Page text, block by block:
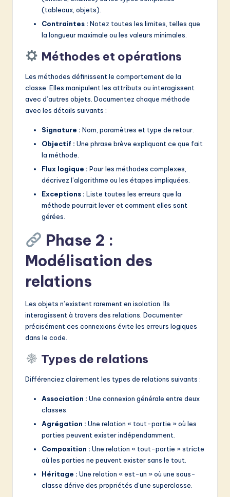
(tableaux, objets).
Contraintes : Notez toutes les limites, telles que
la longueur maximale ou les valeurs minimales.
Méthodes et opérations
Les méthodes définissent le comportement de la
classe. Elles manipulent les attributs ou interagissent
avec d’autres objets. Documentez chaque méthode
avec les détails suivants :
Signature : Nom, paramètres et type de retour.
Objectif : Une phrase brève expliquant ce que fait
la méthode.
Flux logique : Pour les méthodes complexes,
décrivez l’algorithme ou les étapes impliquées.
Exceptions : Liste toutes les erreurs que la
méthode pourrait lever et comment elles sont
gérées.
Phase 2 :
Modélisation des
relations
Les objets n’existent rarement en isolation. Ils
interagissent à travers des relations. Documenter
précisément ces connexions évite les erreurs logiques
dans le code.
Types de relations
Différenciez clairement les types de relations suivants :
Association : Une connexion générale entre deux
classes.
Agrégation : Une relation « tout-partie » où les
parties peuvent exister indépendamment.
Composition : Une relation « tout-partie » stricte
où les parties ne peuvent exister sans le tout.
Héritage : Une relation « est-un » où une sous-
classe dérive des propriétés d’une superclasse.